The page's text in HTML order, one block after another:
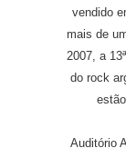
vendido
mais de
2007, a
do rock
Auditório